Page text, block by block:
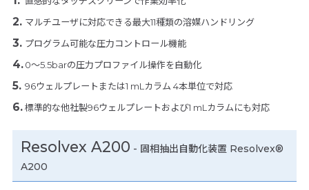
マルチユーザに対応できる最大11種類の溶媒ハンドリング
プログラム可能な圧力コントロール機能
0～5.5barの圧力プロファイル操作を自動化
96ウェルプレートまたは1 mLカラム 4本単位で対応
標準的な他社製96ウェルプレートおよび1 mLカラムにも対応
Resolvex A200 - 固相抽出自動化装置 Resolvex®
A200